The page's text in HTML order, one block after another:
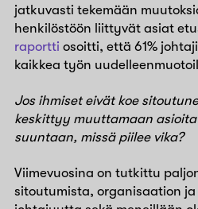
jatkuvasti tekemään
henkilöstöön liittyvät asiat
raportti osoitti, että 61%
kaikkea työn
Jos ihmiset eivät koe
keskittyy muuttamaan
suuntaan, missä piilee vika?
Viimevuosina on tutkittu
sitoutumista, organisaation